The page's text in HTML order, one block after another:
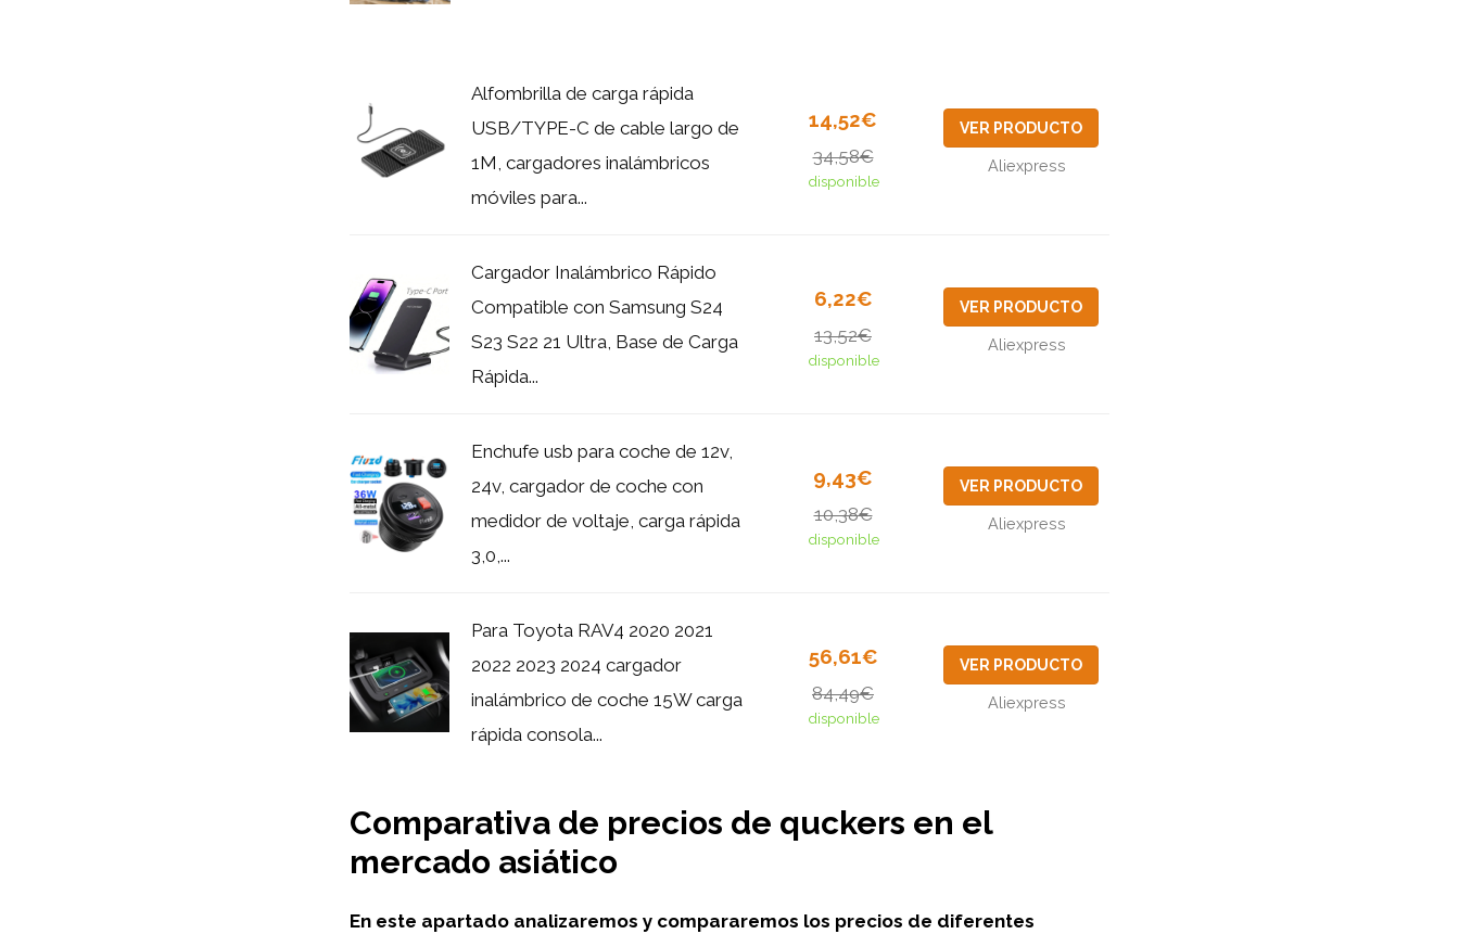
Alfombrilla de carga rápida
USB/TYPE-C de cable largo de
1M, cargadores inalámbricos
móviles para...
14,52€
34,58€
disponible
VER PRODUCTO
Aliexpress
Cargador Inalámbrico Rápido
Compatible con Samsung S24
S23 S22 21 Ultra, Base de Carga
Rápida...
6,22€
13,52€
disponible
VER PRODUCTO
Aliexpress
Enchufe usb para coche de 12v,
24v, cargador de coche con
medidor de voltaje, carga rápida
3,0,...
9,43€
10,38€
disponible
VER PRODUCTO
Aliexpress
Para Toyota RAV4 2020 2021
2022 2023 2024 cargador
inalámbrico de coche 15W carga
rápida consola...
56,61€
84,49€
disponible
VER PRODUCTO
Aliexpress
Comparativa de precios de quckers en el
mercado asiático
En este apartado analizaremos y compararemos los precios de diferentes